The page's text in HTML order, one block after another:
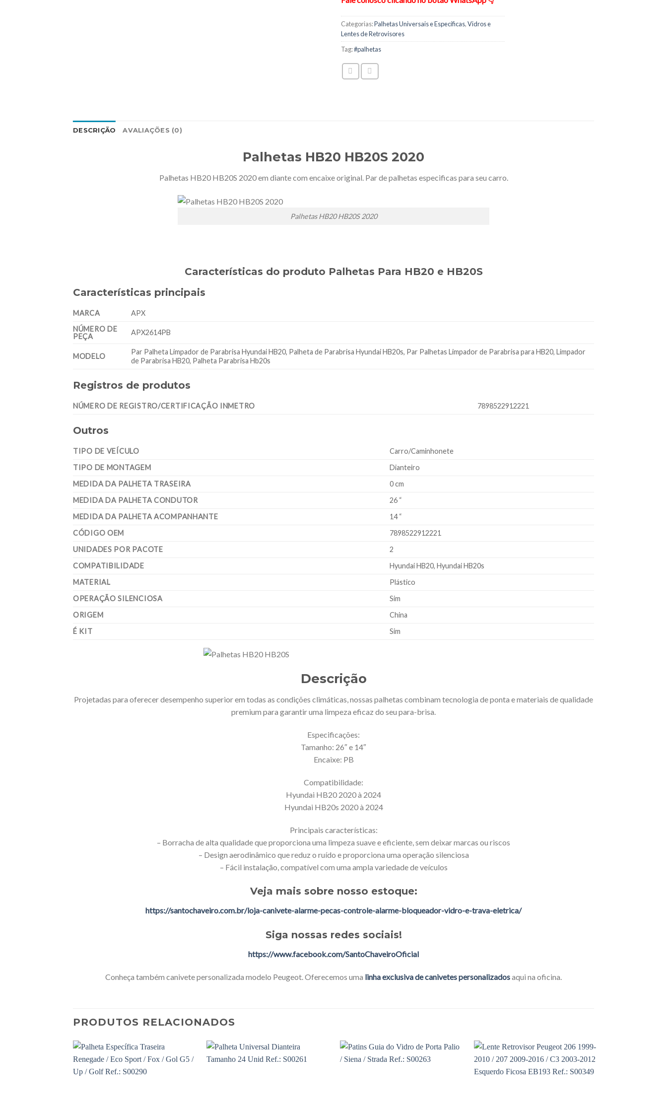
Categorias:Palhetas Universais e Específicas,Vidros e
Lentes de Retrovisores
Tag:#palhetas
DESCRIÇÃO AVALIAÇÕES (0)
Palhetas HB20 HB20S 2020
Palhetas HB20 HB20S 2020 em diante com encaixe original. Par de palhetas especificas para seu carro.
Palhetas HB20 HB20S 2020
Características do produto Palhetas Para HB20 e HB20S
Características principais
MARCA
APX
NÚMERO DE
PEÇA
APX2614PB
MODELO
Par Palheta Limpador de Parabrisa Hyundai HB20, Palheta de Parabrisa Hyundai HB20s, Par Palhetas Limpador de Parabrisa para HB20, Limpador
de Parabrisa HB20, Palheta Parabrisa Hb20s
Registros de produtos
NÚMERO DE REGISTRO/CERTIFICAÇÃO INMETRO 7898522912221
Outros
TIPO DE VEÍCULO
Carro/Caminhonete
TIPO DE MONTAGEM
Dianteiro
MEDIDA DA PALHETA TRASEIRA
0 cm
MEDIDA DA PALHETA CONDUTOR
26 “
MEDIDA DA PALHETA ACOMPANHANTE
14 “
CÓDIGO OEM
7898522912221
UNIDADES POR PACOTE
2
COMPATIBILIDADE
Hyundai HB20, Hyundai HB20s
MATERIAL
Plástico
OPERAÇÃO SILENCIOSA
Sim
ORIGEM
China
É KIT
Sim
Descrição
Projetadas para oferecer desempenho superior em todas as condições climáticas, nossas palhetas combinam tecnologia de ponta e materiais de qualidade
premium para garantir uma limpeza eficaz do seu para-brisa.
Especificações:
Tamanho: 26″ e 14″
Encaixe: PB
Compatibilidade:
Hyundai HB20 2020 à 2024
Hyundai HB20s 2020 à 2024
Principais características:
– Borracha de alta qualidade que proporciona uma limpeza suave e eficiente, sem deixar marcas ou riscos
– Design aerodinâmico que reduz o ruído e proporciona uma operação silenciosa
– Fácil instalação, compatível com uma ampla variedade de veículos
Veja mais sobre nosso estoque:
https://santochaveiro.com.br/loja-canivete-alarme-pecas-controle-alarme-bloqueador-vidro-e-trava-eletrica/
Siga nossas redes sociais!
https://www.facebook.com/SantoChaveiroOficial
Conheça também canivete personalizada modelo Peugeot. Oferecemos uma linha exclusiva de canivetes personalizadosaqui na oficina.
PRODUTOS RELACIONADOS